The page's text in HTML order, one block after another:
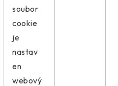
soubor
cookie
je
nastav
en
webový